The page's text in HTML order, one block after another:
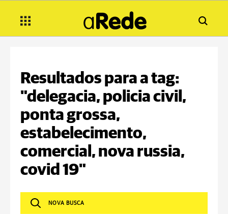
Resultados para a tag:
"delegacia, policia civil,
ponta grossa,
estabelecimento,
comercial, nova russia,
covid 19"